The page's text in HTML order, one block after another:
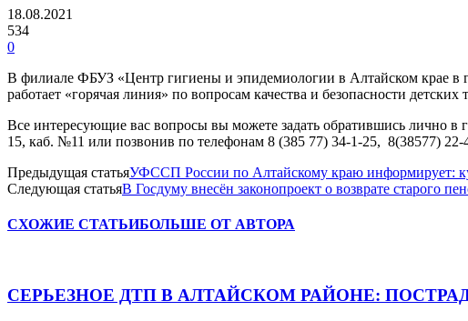
18.08.2021
534
0
В филиале ФБУЗ «Центр гигиены и эпидемиологии в Алтайском крае в
работает «горячая линия» по вопросам качества и безопасности
Все интересующие вас вопросы вы можете задать обратившись лично в
15, каб. №11 или позвонив по телефонам 8 (385 77) 34-1-25, 8(38577)
Предыдущая статьяУФССП России по Алтайскому краю информирует:
Следующая статьяВ Госдуму внесён законопроект о возврате старого
СХОЖИЕ СТАТЬИБОЛЬШЕ ОТ АВТОРА
СЕРЬЕЗНОЕ ДТП В АЛТАЙСКОМ РАЙОНЕ: